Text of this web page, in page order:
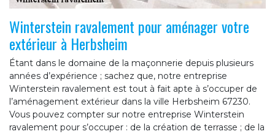
Winterstein ravalement pour aménager votre
extérieur à Herbsheim
Étant dans le domaine de la maçonnerie depuis plusieurs
années d’expérience ; sachez que, notre entreprise
Winterstein ravalement est tout à fait apte à s’occuper de
l’aménagement extérieur dans la ville Herbsheim 67230.
Vous pouvez compter sur notre entreprise Winterstein
ravalement pour s’occuper : de la création de terrasse ; de la